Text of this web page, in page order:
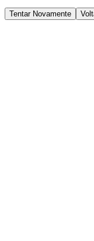
Tentar Novamente